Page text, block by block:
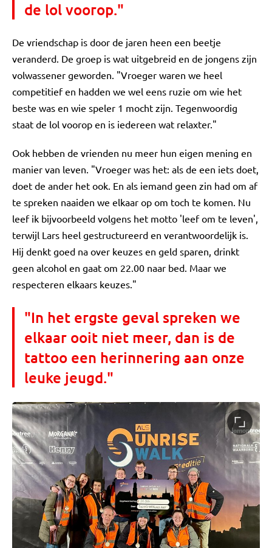
de lol voorop."
De vriendschap is door de jaren heen een beetje
veranderd. De groep is wat uitgebreid en de jongens zijn
volwassener geworden. "Vroeger waren we heel
competitief en hadden we wel eens ruzie om wie het
beste was en wie speler 1 mocht zijn. Tegenwoordig
staat de lol voorop en is iedereen wat relaxter."
Ook hebben de vrienden nu meer hun eigen mening en
manier van leven. "Vroeger was het: als de een iets doet,
doet de ander het ook. En als iemand geen zin had om af
te spreken naaiden we elkaar op om toch te komen. Nu
leef ik bijvoorbeeld volgens het motto 'leef om te leven',
terwijl Lars heel gestructureerd en verantwoordelijk is.
Hij denkt goed na over keuzes en geld sparen, drinkt
geen alcohol en gaat om 22.00 naar bed. Maar we
respecteren elkaars keuzes."
"In het ergste geval spreken we
elkaar ooit niet meer, dan is de
tattoo een herinnering aan onze
leuke jeugd."